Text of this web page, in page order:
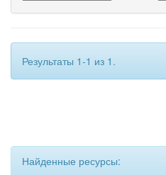
Результаты 1-1 из 1.
Найденные ресурсы: